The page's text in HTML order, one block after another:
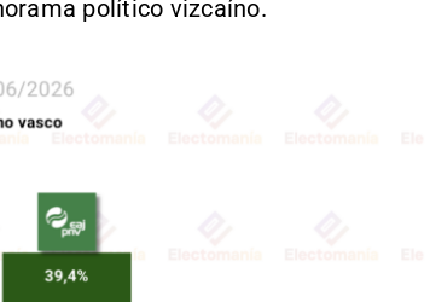
político vizcaíno.